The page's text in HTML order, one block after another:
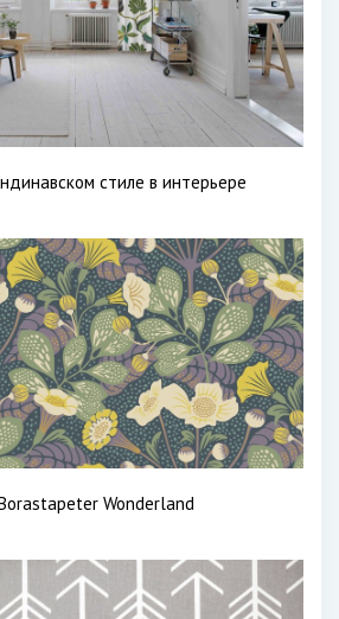
стиле в интерьере
Wonderland